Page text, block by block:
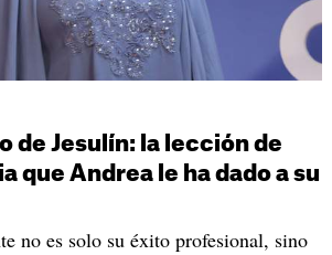
de Jesulín: la lección de
que Andrea le ha dado a su
no es solo su éxito profesional, sino